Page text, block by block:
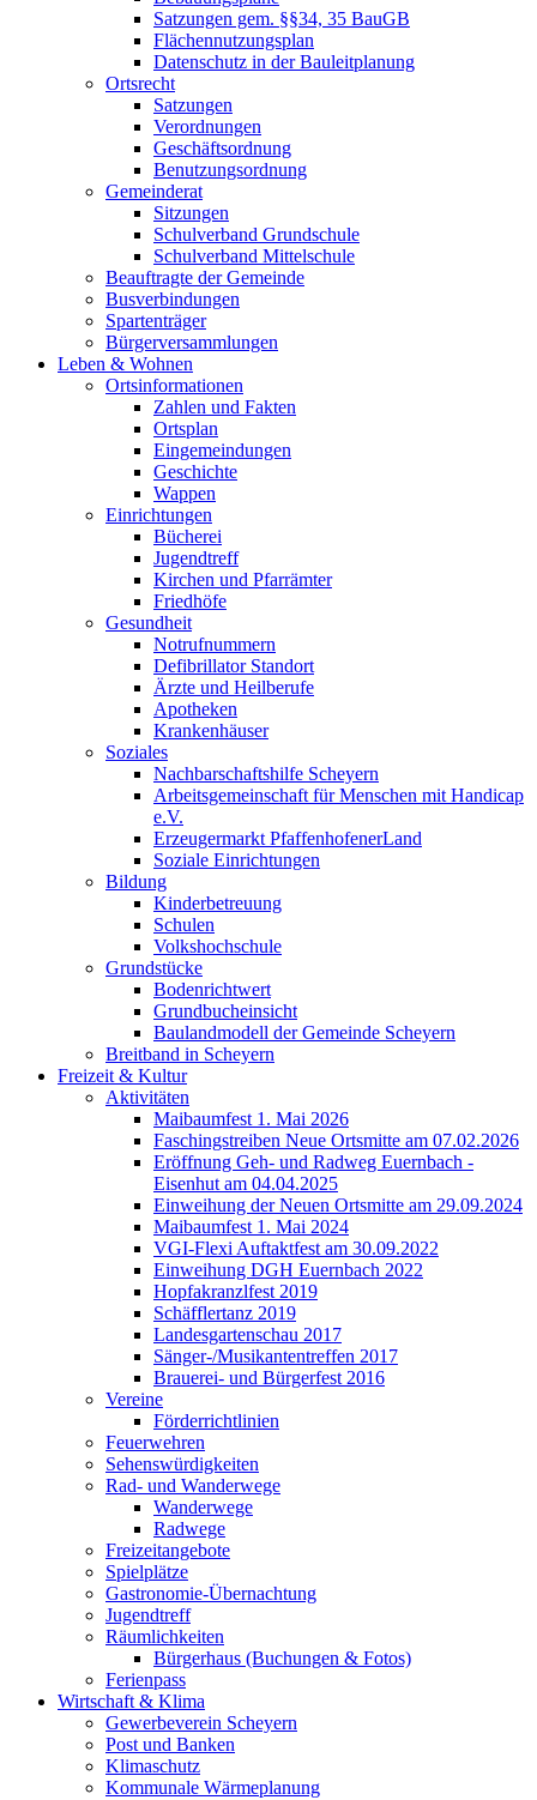
Satzungen gem. §§34, 35 BauGB
Flächennutzungsplan
Datenschutz in der Bauleitplanung
Ortsrecht
Satzungen
Verordnungen
Geschäftsordnung
Benutzungsordnung
Gemeinderat
Sitzungen
Schulverband Grundschule
Schulverband Mittelschule
Beauftragte der Gemeinde
Busverbindungen
Spartenträger
Bürgerversammlungen
Leben & Wohnen
Ortsinformationen
Zahlen und Fakten
Ortsplan
Eingemeindungen
Geschichte
Wappen
Einrichtungen
Bücherei
Jugendtreff
Kirchen und Pfarrämter
Friedhöfe
Gesundheit
Notrufnummern
Defibrillator Standort
Ärzte und Heilberufe
Apotheken
Krankenhäuser
Soziales
Nachbarschaftshilfe Scheyern
Arbeitsgemeinschaft für Menschen mit Handicap
e.V.
Erzeugermarkt PfaffenhofenerLand
Soziale Einrichtungen
Bildung
Kinderbetreuung
Schulen
Volkshochschule
Grundstücke
Bodenrichtwert
Grundbucheinsicht
Baulandmodell der Gemeinde Scheyern
Breitband in Scheyern
Freizeit & Kultur
Aktivitäten
Maibaumfest 1. Mai 2026
Faschingstreiben Neue Ortsmitte am 07.02.2026
Eröffnung Geh- und Radweg Euernbach -
Eisenhut am 04.04.2025
Einweihung der Neuen Ortsmitte am 29.09.2024
Maibaumfest 1. Mai 2024
VGI-Flexi Auftaktfest am 30.09.2022
Einweihung DGH Euernbach 2022
Hopfakranzlfest 2019
Schäfflertanz 2019
Landesgartenschau 2017
Sänger-/Musikantentreffen 2017
Brauerei- und Bürgerfest 2016
Vereine
Förderrichtlinien
Feuerwehren
Sehenswürdigkeiten
Rad- und Wanderwege
Wanderwege
Radwege
Freizeitangebote
Spielplätze
Gastronomie-Übernachtung
Jugendtreff
Räumlichkeiten
Bürgerhaus (Buchungen & Fotos)
Ferienpass
Wirtschaft & Klima
Gewerbeverein Scheyern
Post und Banken
Klimaschutz
Kommunale Wärmeplanung